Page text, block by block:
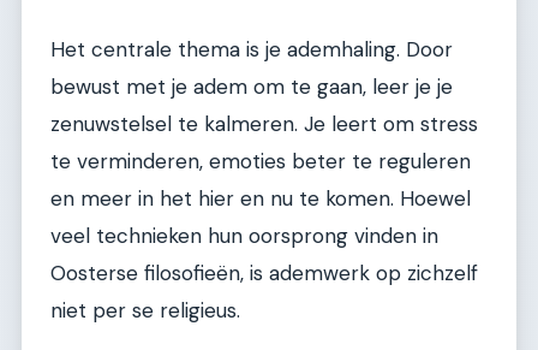
Het centrale thema is je ademhaling. Door
bewust met je adem om te gaan, leer je je
zenuwstelsel te kalmeren. Je leert om stress
te verminderen, emoties beter te reguleren
en meer in het hier en nu te komen. Hoewel
veel technieken hun oorsprong vinden in
Oosterse filosofieën, is ademwerk op zichzelf
niet per se religieus.